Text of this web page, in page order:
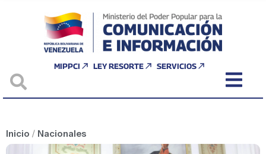
MIPPCI LEY RESORTE SERVICIOS
Inicio / Nacionales